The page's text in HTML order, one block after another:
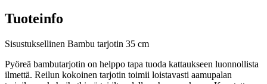
Tuoteinfo
Sisustuksellinen Bambu tarjotin 35 cm
Pyöreä bambutarjotin on helppo tapa tuoda kattaukseen luonnollista
ilmettä. Reilun kokoinen tarjotin toimii loistavasti aamupalan